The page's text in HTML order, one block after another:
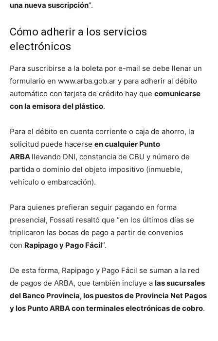
una nueva suscripción”.
Cómo adherir a los servicios
electrónicos
Para suscribirse a la boleta por e-mail se debe llenar un
formulario en www.arba.gob.ar y para adherir al débito
automático con tarjeta de crédito hay que comunicarse
con la emisora del plástico.
Para el débito en cuenta corriente o caja de ahorro, la
solicitud puede hacerse en cualquier Punto
ARBA llevando DNI, constancia de CBU y número de
partida o dominio del objeto impositivo (inmueble,
vehículo o embarcación).
Para quienes prefieran seguir pagando en forma
presencial, Fossati resaltó que “en los últimos días se
triplicaron las bocas de pago a partir de convenios
con Rapipago y Pago Fácil”.
De esta forma, Rapipago y Pago Fácil se suman a la red
de pagos de ARBA, que también incluye a las sucursales
del Banco Provincia, los puestos de Provincia Net Pagos
y los Punto ARBA con terminales electrónicas de cobro.